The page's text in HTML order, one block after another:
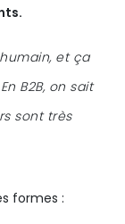
et ça
B2B, on sait
sont très
formes :